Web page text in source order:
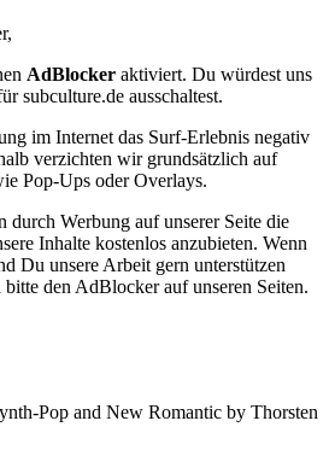
AdBlocker aktiviert. Du würdest uns
subculture.de ausschaltest.
im Internet das Surf-Erlebnis negativ
verzichten wir grundsätzlich auf
Pop-Ups oder Overlays.
durch Werbung auf unserer Seite die
Inhalte kostenlos anzubieten. Wenn
Du unsere Arbeit gern unterstützen
den AdBlocker auf unseren Seiten.
Pop and New Romantic by Thorsten